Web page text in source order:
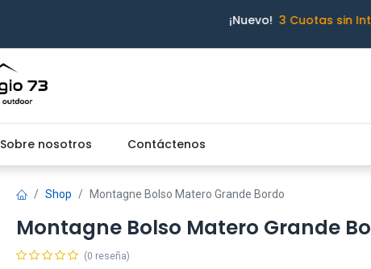
¡Nuevo! 3 Cuotas sin
Sobre nosotros Contáctenos
Shop Montagne Bolso Matero Grande Bordo
Montagne Bolso Matero Grande
(0 reseña)